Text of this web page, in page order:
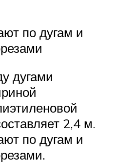
по дугам и
дугами
2,4 м.
по дугам и